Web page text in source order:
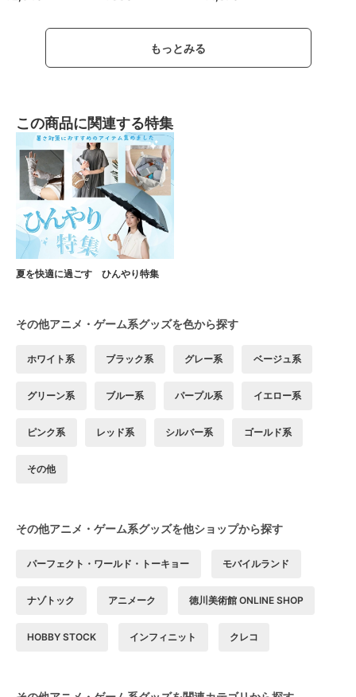
もっとみる
この商品に関連する特集
夏を快適に過ごす ひんやり特集
その他アニメ・ゲーム系グッズを色から探す
ホワイト系 ブラック系 グレー系 ベージュ系
グリーン系 ブルー系 パープル系 イエロー系
ピンク系 レッド系 シルバー系 ゴールド系
その他
その他アニメ・ゲーム系グッズを他ショップから探す
パーフェクト・ワールド・トーキョー モバイルランド
ナゾトック アニメーク 徳川美術館 ONLINE SHOP
HOBBY STOCK インフィニット クレコ